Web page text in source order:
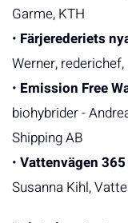
Garme, KTH
• Färjerederiets
Werner,
• Emission Free
biohybrider -
Shipping AB
• Vattenvägen 365
Susanna Kihl,